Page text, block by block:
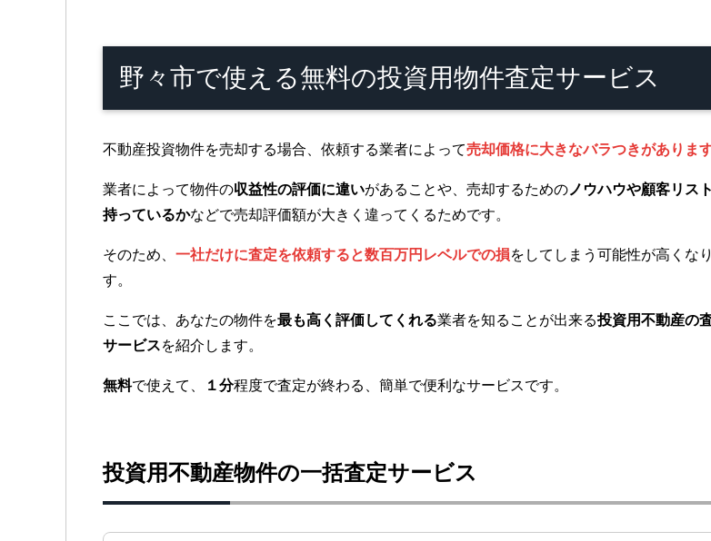
野々市で使える無料の投資用物件査定サービス
不動産投資物件を売却する場合、依頼する業者によって売却価格に大きなバラつきがありま
業者によって物件の収益性の評価に違いがあることや、売却するための ノウハウや顧客リス
持っているかなどで売却評価額が大きく違ってくるためです。
そのため、 一社だけに査定を依頼すると数百万円レベルでの損をしてしまう可能性が高くな
す。
ここでは、あなたの物件を最も高く評価してくれる業者を知ることが出来る投資用不動産の
サービスを紹介します。
無料で使えて、 １分程度で査定が終わる、簡単で便利なサービスです。
投資用不動産物件の一括査定サービス